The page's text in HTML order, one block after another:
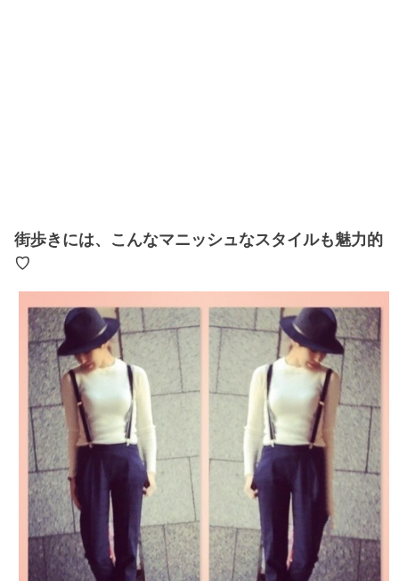
街歩きには、こんなマニッシュなスタイルも魅力的
♡